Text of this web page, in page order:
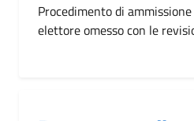
Procedimento di
elettore omesso con le